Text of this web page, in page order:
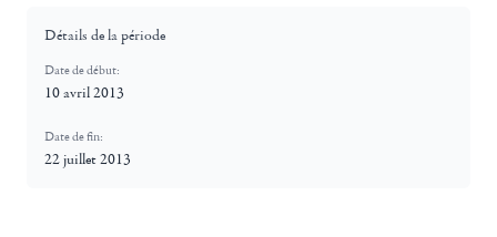
Détails de la période
Date de début:
10 avril 2013
Date de fin:
22 juillet 2013